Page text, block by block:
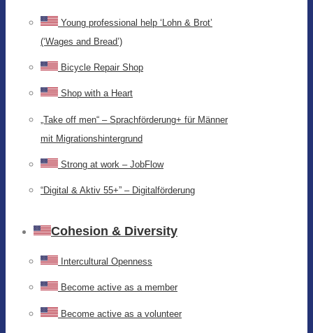
Young professional help ‘Lohn & Brot’
(‘Wages and Bread’)
Bicycle Repair Shop
Shop with a Heart
„Take off men“ – Sprachförderung+ für Männer
mit Migrationshintergrund
Strong at work – JobFlow
“Digital & Aktiv 55+” – Digitalförderung
Cohesion & Diversity
Intercultural Openness
Become active as a member
Become active as a volunteer